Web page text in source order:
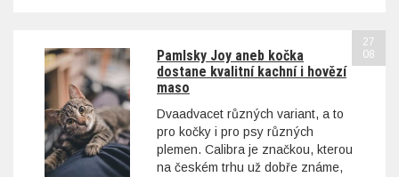
Pamlsky Joy aneb kočka
dostane kvalitní kachní i hovězí
maso
Dvaadvacet různých variant, a to
pro kočky i pro psy různých
plemen. Calibra je značkou, kterou
na českém trhu už dobře známe,
27
08